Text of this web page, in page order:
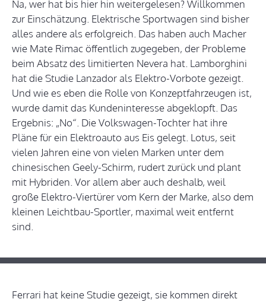
Na, wer hat bis hier hin weitergelesen? Willkommen
zur Einschätzung. Elektrische Sportwagen sind bisher
alles andere als erfolgreich. Das haben auch Macher
wie Mate Rimac öffentlich zugegeben, der Probleme
beim Absatz des limitierten Nevera hat. Lamborghini
hat die Studie Lanzador als Elektro-Vorbote gezeigt.
Und wie es eben die Rolle von Konzeptfahrzeugen ist,
wurde damit das Kundeninteresse abgeklopft. Das
Ergebnis: „No“. Die Volkswagen-Tochter hat ihre
Pläne für ein Elektroauto aus Eis gelegt. Lotus, seit
vielen Jahren eine von vielen Marken unter dem
chinesischen Geely-Schirm, rudert zurück und plant
mit Hybriden. Vor allem aber auch deshalb, weil
große Elektro-Viertürer vom Kern der Marke, also dem
kleinen Leichtbau-Sportler, maximal weit entfernt
sind.
Ferrari hat keine Studie gezeigt, sie kommen direkt